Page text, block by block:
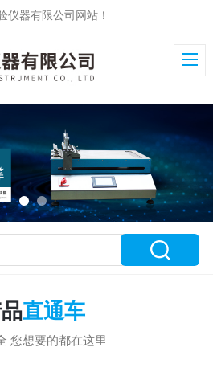
仪器有限公司网站！
直通车
您想要的都在这里